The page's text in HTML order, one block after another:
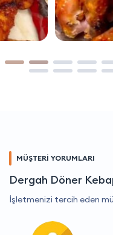
MÜŞTERİ YORUMLARI
Dergah Döner
İşletmenizi tercih eden